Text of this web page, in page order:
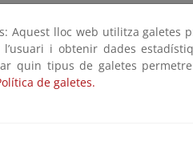
la RNS se produce a través de
del Guardal”, pues
en su cabecera, de aguas
de este conjunto de
de Enmedio y La Natividad,
Guardal.
Aquest lloc web utilitza galetes
l’usuari i obtenir dades
quin tipus de galetes
de galetes.